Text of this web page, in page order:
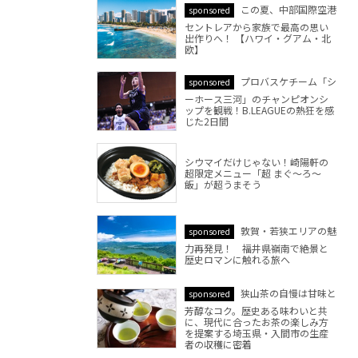
sponsored
この夏、中部国際空港
セントレアから家族で最高の思い
出作りへ！ 【ハワイ・グアム・北
欧】
sponsored
プロバスケチーム「シ
ーホース三河」のチャンピオンシ
ップを観戦！B.LEAGUEの熱狂を感
じた2日間
シウマイだけじゃない！崎陽軒の
超限定メニュー「超 まぐ～ろ～
飯」が超うまそう
sponsored
敦賀・若狭エリアの魅
力再発見！ 福井県嶺南で絶景と
歴史ロマンに触れる旅へ
sponsored
狭山茶の自慢は甘味と
芳醇なコク。歴史ある味わいと共
に、現代に合ったお茶の楽しみ方
を提案する埼玉県・入間市の生産
者の収穫に密着